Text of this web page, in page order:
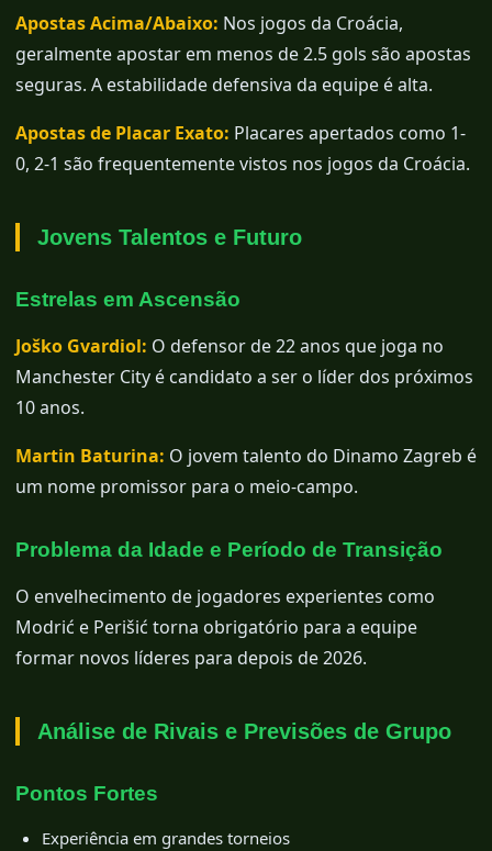
Apostas Acima/Abaixo: Nos jogos da Croácia,
geralmente apostar em menos de 2.5 gols são apostas
seguras. A estabilidade defensiva da equipe é alta.
Apostas de Placar Exato: Placares apertados como 1-
0, 2-1 são frequentemente vistos nos jogos da Croácia.
Jovens Talentos e Futuro
Estrelas em Ascensão
Joško Gvardiol: O defensor de 22 anos que joga no
Manchester City é candidato a ser o líder dos próximos
10 anos.
Martin Baturina: O jovem talento do Dinamo Zagreb é
um nome promissor para o meio-campo.
Problema da Idade e Período de Transição
O envelhecimento de jogadores experientes como
Modrić e Perišić torna obrigatório para a equipe
formar novos líderes para depois de 2026.
Análise de Rivais e Previsões de Grupo
Pontos Fortes
Experiência em grandes torneios